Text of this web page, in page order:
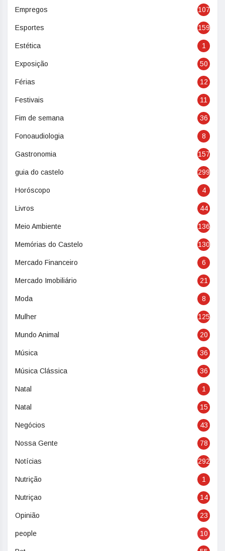
Empregos 107
Esportes 159
Estética 1
Exposição 50
Férias 12
Festivais 11
Fim de semana 36
Fonoaudiologia 8
Gastronomia 157
guia do castelo 299
Horóscopo 4
Livros 44
Meio Ambiente 136
Memórias do Castelo 130
Mercado Financeiro 6
Mercado Imobiliário 21
Moda 8
Mulher 125
Mundo Animal 20
Música 36
Música Clássica 36
Natal 1
Natal 15
Negócios 43
Nossa Gente 78
Notícias 292
Nutrição 1
Nutriçao 14
Opinião 23
people 10